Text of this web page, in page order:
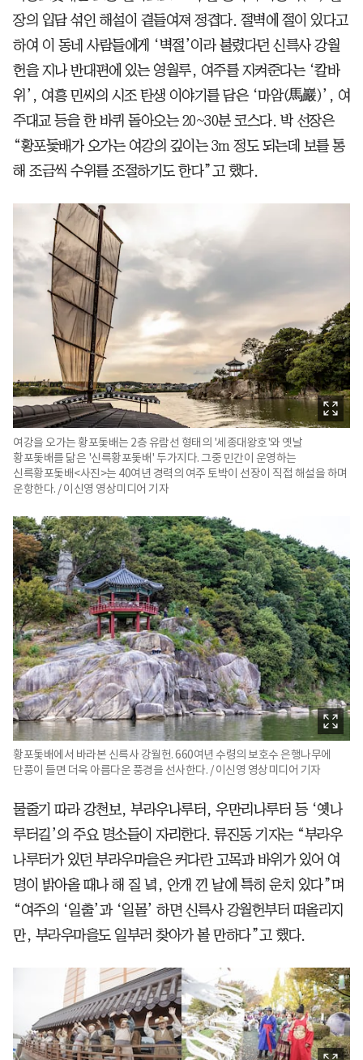
장의 입담 섞인 해설이 곁들여져 정겹다. 절벽에 절이 있다고
하여 이 동네 사람들에게 ‘벽절’이라 불렸다던 신륵사 강월
헌을 지나 반대편에 있는 영월루, 여주를 지켜준다는 ‘칼바
위’, 여흥 민씨의 시조 탄생 이야기를 담은 ‘마암(馬巖)’, 여
주대교 등을 한 바퀴 돌아오는 20~30분 코스다. 박 선장은
“황포돛배가 오가는 여강의 깊이는 3m 정도 되는데 보를 통
해 조금씩 수위를 조절하기도 한다”고 했다.
여강을 오가는 황포돛배는 2층 유람선 형태의 '세종대왕호'와 옛날
황포돛배를 닮은 '신륵황포돛배' 두가지다. 그중 민간이 운영하는
신륵황포돛배<사진>는 40여년 경력의 여주 토박이 선장이 직접 해설을 하며
운항한다. / 이신영 영상미디어 기자
황포돛배에서 바라본 신륵사 강월헌. 660여년 수령의 보호수 은행나무에
단풍이 들면 더욱 아름다운 풍경을 선사한다. / 이신영 영상미디어 기자
물줄기 따라 강천보, 부라우나루터, 우만리나루터 등 ‘옛나
루터길’의 주요 명소들이 자리한다. 류진동 기자는 “부라우
나루터가 있던 부라우마을은 커다란 고목과 바위가 있어 여
명이 밝아올 때나 해 질 녘, 안개 낀 날에 특히 운치 있다”며
“여주의 ‘일출’과 ‘일몰’ 하면 신륵사 강월헌부터 떠올리지
만, 부라우마을도 일부러 찾아가 볼 만하다”고 했다.